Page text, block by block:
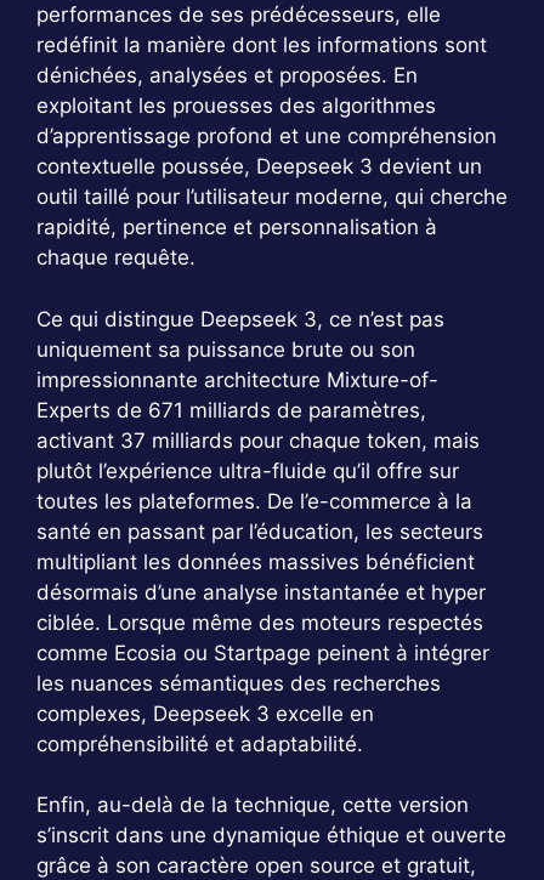
performances de ses prédécesseurs, elle
redéfinit la manière dont les informations sont
dénichées, analysées et proposées. En
exploitant les prouesses des algorithmes
d’apprentissage profond et une compréhension
contextuelle poussée, Deepseek 3 devient un
outil taillé pour l’utilisateur moderne, qui cherche
rapidité, pertinence et personnalisation à
chaque requête.
Ce qui distingue Deepseek 3, ce n’est pas
uniquement sa puissance brute ou son
impressionnante architecture Mixture-of-
Experts de 671 milliards de paramètres,
activant 37 milliards pour chaque token, mais
plutôt l’expérience ultra-fluide qu’il offre sur
toutes les plateformes. De l’e-commerce à la
santé en passant par l’éducation, les secteurs
multipliant les données massives bénéficient
désormais d’une analyse instantanée et hyper
ciblée. Lorsque même des moteurs respectés
comme Ecosia ou Startpage peinent à intégrer
les nuances sémantiques des recherches
complexes, Deepseek 3 excelle en
compréhensibilité et adaptabilité.
Enfin, au-delà de la technique, cette version
s’inscrit dans une dynamique éthique et ouverte
grâce à son caractère open source et gratuit,